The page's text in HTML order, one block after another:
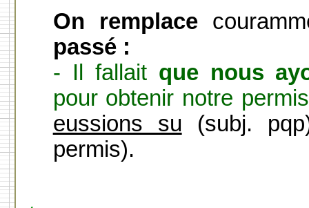
On remplace
passé :
- Il fallait que nous
pour obtenir notre
eussions su (subj.
permis).